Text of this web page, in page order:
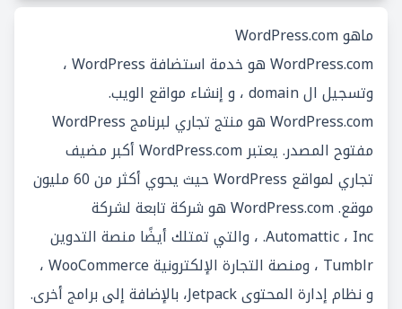
ماهو WordPress.com
WordPress.com هو خدمة استضافة WordPress ،
وتسجيل ال domain ، و إنشاء مواقع الويب.
WordPress.com هو منتج تجاري لبرنامج WordPress
مفتوح المصدر. يعتبر WordPress.com أكبر مضيف
تجاري لمواقع WordPress حيث يحوي أكثر من 60 مليون
موقع. WordPress.com هو شركة تابعة لشركة
Automattic ، Inc. ، والتي تمتلك أيضًا منصة التدوين
Tumblr ، ومنصة التجارة الإلكترونية WooCommerce ،
و نظام إدارة المحتوى Jetpack، بالإضافة إلى برامج أخرى.